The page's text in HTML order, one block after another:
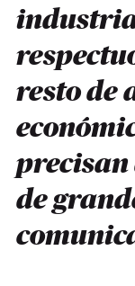
resto de
de